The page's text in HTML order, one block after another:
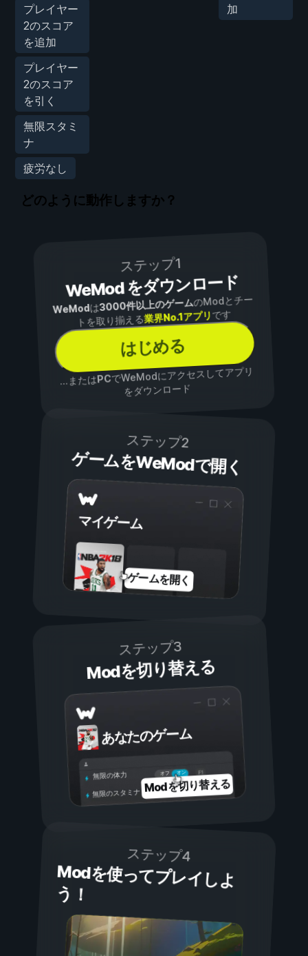
プレイヤー
2のスコア
を追加
プレイヤー
2のスコア
を引く
無限スタミ
ナ
疲労なし
加
どのように動作しますか？
ステップ1
WeMod をダウンロード
WeModは3000件以上のゲームのModとチー
トを取り揃える業界No.1アプリです
はじめる
...またはPCでWeModにアクセスしてアプリ
をダウンロード
ステップ2
ゲームをWeModで開く
マイゲーム
ゲームを開く
ステップ3
Modを切り替える
あなたのゲーム
オン
オフ
無限の体力
無限のスタミナ Modを切り替える
ステップ4
Modを使ってプレイしよ
う！